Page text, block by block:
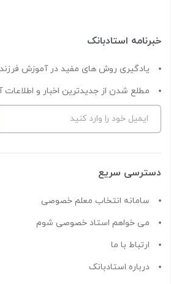
خبرنامه استادبانک
یادگیری روش های مفید در آموزش
مطلع شدن از جدیدترین اخبار و
دسترسی سریع
سامانه انتخاب معلم خصوصی
می خواهم استاد خصوصی شوم
ارتباط با ما
درباره استادبانک